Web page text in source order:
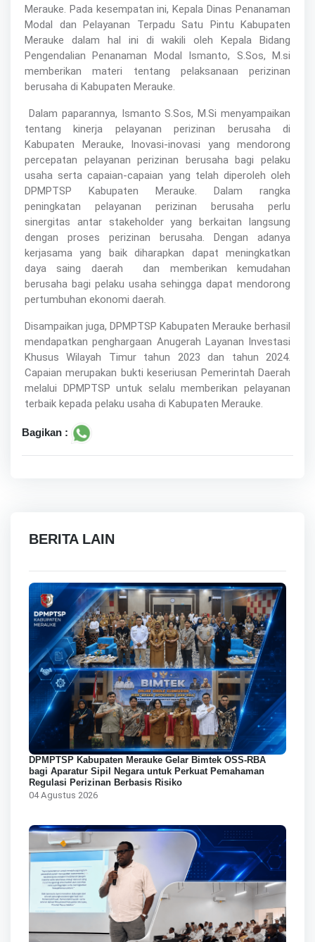
Merauke. Pada kesempatan ini, Kepala Dinas Penanaman
Modal dan Pelayanan Terpadu Satu Pintu Kabupaten
Merauke dalam hal ini di wakili oleh Kepala Bidang
Pengendalian Penanaman Modal Ismanto, S.Sos, M.si
memberikan materi tentang pelaksanaan perizinan
berusaha di Kabupaten Merauke.
Dalam paparannya, Ismanto S.Sos, M.Si menyampaikan
tentang kinerja pelayanan perizinan berusaha di
Kabupaten Merauke, Inovasi-inovasi yang mendorong
percepatan pelayanan perizinan berusaha bagi pelaku
usaha serta capaian-capaian yang telah diperoleh oleh
DPMPTSP Kabupaten Merauke. Dalam rangka
peningkatan pelayanan perizinan berusaha perlu
sinergitas antar stakeholder yang berkaitan langsung
dengan proses perizinan berusaha. Dengan adanya
kerjasama yang baik diharapkan dapat meningkatkan
daya saing daerah
dan memberikan kemudahan
berusaha bagi pelaku usaha sehingga dapat mendorong
pertumbuhan ekonomi daerah.
Disampaikan juga, DPMPTSP Kabupaten Merauke berhasil
mendapatkan penghargaan Anugerah Layanan Investasi
Khusus Wilayah Timur tahun 2023 dan tahun 2024.
Capaian merupakan bukti keseriusan Pemerintah Daerah
melalui DPMPTSP untuk selalu memberikan pelayanan
terbaik kepada pelaku usaha di Kabupaten Merauke.
Bagikan :
BERITA LAIN
DPMPTSP Kabupaten Merauke Gelar Bimtek OSS-RBA
bagi Aparatur Sipil Negara untuk Perkuat Pemahaman
Regulasi Perizinan Berbasis Risiko
04 Agustus 2026